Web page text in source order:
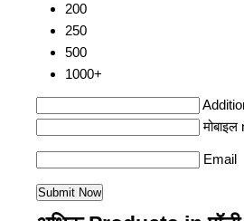
200
250
500
1000+
Email